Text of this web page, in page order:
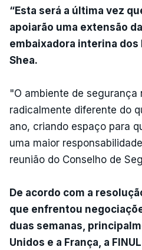
“Esta será a última vez
apoiarão uma extensão da
embaixadora interina dos
Shea.
"O ambiente de segurança
radicalmente diferente do
ano, criando espaço para
uma maior
reunião do Conselho de
De acordo com a
que enfrentou
duas semanas,
Unidos e a França, a